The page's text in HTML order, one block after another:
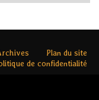
Plan du site
de confidentialité